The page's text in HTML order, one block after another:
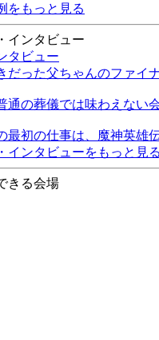
をもっと見る
インタビュー
だった父ちゃんのファイ
通の葬儀では味わえない
最初の仕事は、魔神英雄
インタビューをもっと見る
きる会場